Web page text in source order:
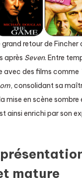
grand retour de Fincher
après Seven. Entre
avec des films comme
, consolidant sa
mise en scène
ainsi enrichi par son
mature